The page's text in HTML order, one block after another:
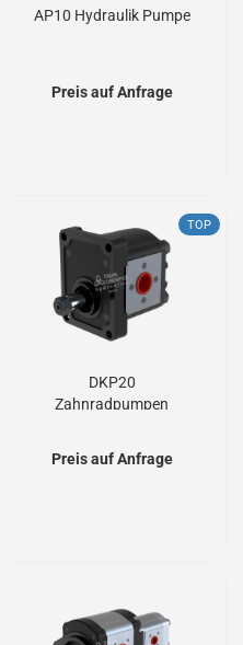
AP10 Hydraulik Pumpe
Preis auf Anfrage
TOP
DKP20
Zahnradpumpen
Preis auf Anfrage